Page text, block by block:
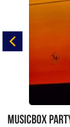
MUSICBOX